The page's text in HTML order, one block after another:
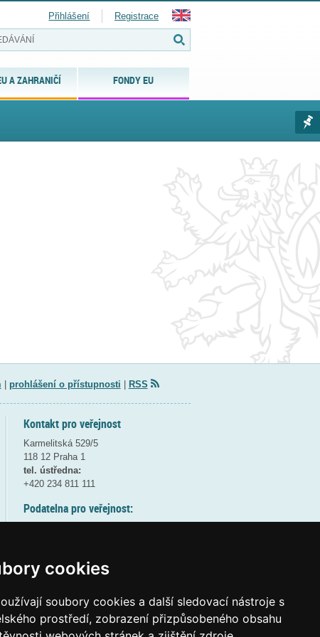
cookies
soubory cookies a další sledovací nástroje s
prostředí, zobrazení přizpůsobeného obsahu
A ZAHRANIČÍ FONDY EU
Přihlášení Registrace
prohlášení o přístupnosti RSS
Kontakt pro veřejnost
Karmelitská 529/5
118 12 Praha 1
tel. ústředna:
+420 234 811 111
Podatelna pro veřejnost:
(více informací
Elektronická podatelna: